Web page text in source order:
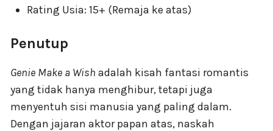
Rating Usia: 15+ (Remaja ke atas)
Penutup
Genie Make a Wish adalah kisah fantasi romantis
yang tidak hanya menghibur, tetapi juga
menyentuh sisi manusia yang paling dalam.
Dengan jajaran aktor papan atas, naskah